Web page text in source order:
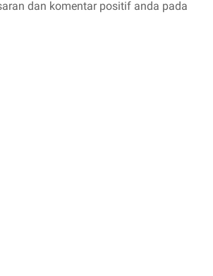
dan komentar positif anda pada